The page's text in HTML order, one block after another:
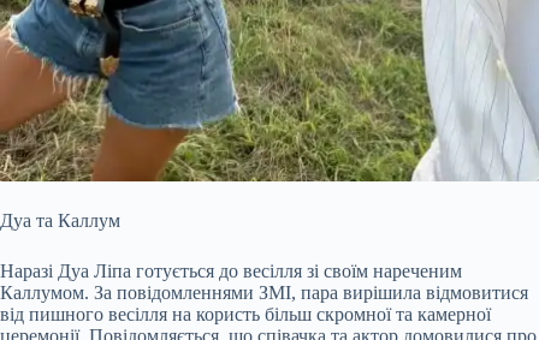
Дуа та Каллум
Наразі Дуа Ліпа готується до весілля зі своїм нареченим
Каллумом. За повідомленнями ЗМІ, пара вирішила відмовитися
від пишного весілля на користь більш скромної та камерної